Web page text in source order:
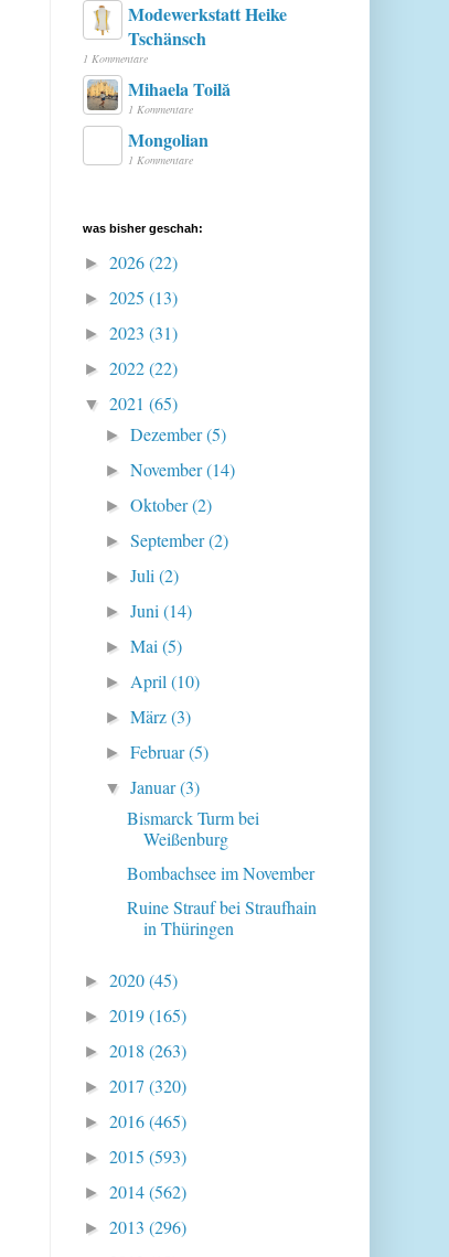
Modewerkstatt Heike
Tschänsch
1 Kommentare
Mihaela Toilă
1 Kommentare
Mongolian
1 Kommentare
was bisher geschah:
► 2026(22)
► 2025 (13)
► 2023 (31)
► 2022(22)
▼ 2021 (65)
►Dezember(5)
►November(14)
►Oktober(2)
►September(2)
►Juli(2)
►Juni(14)
►Mai(5)
► April(10)
►März(3)
►Februar(5)
▼Januar(3)
Bismarck Turm bei
Weißenburg
Bombachsee im November
Ruine Strauf bei Straufhain
in Thüringen
► 2020(45)
► 2019(165)
► 2018 (263)
► 2017 (320)
► 2016(465)
► 2015 (593)
► 2014(562)
► 2013 (296)